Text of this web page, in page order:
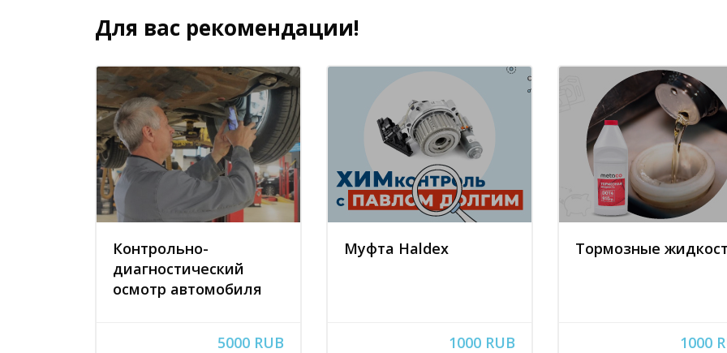
Пропустить [Cocoon] Похожие курсы
Для вас рекомендации!
Контрольно-
диагностический
осмотр автомобиля
5000 RUB
Муфта Haldex
1000 RUB
Тормозные
1000